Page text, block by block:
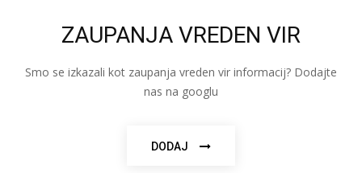
ZAUPANJA VREDEN VIR
Smo se izkazali kot zaupanja vreden vir informacij? Dodajte
nas na googlu
DODAJ